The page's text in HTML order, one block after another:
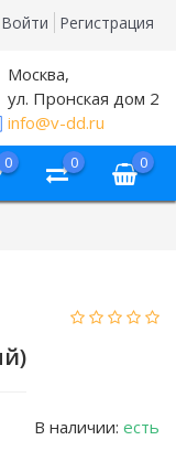
Войти Регистрация
Москва,
ул. Пронская дом 2
info@v-dd.ru
0 0 0
В наличии: есть